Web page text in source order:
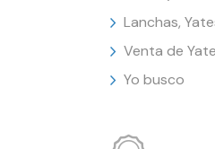
Lanchas,
Venta de
Yo busco